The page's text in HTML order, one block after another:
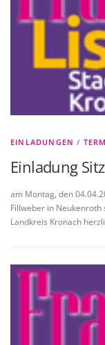
EINLADUNGEN /
Einladung
am Montag, den
Fillweber in Neukenroth
Landkreis Kronach